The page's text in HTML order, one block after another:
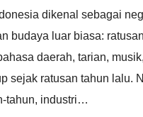
dikenal sebagai
budaya luar biasa:
daerah, tarian,
sejak ratusan tahun lalu.
tahun, industri…